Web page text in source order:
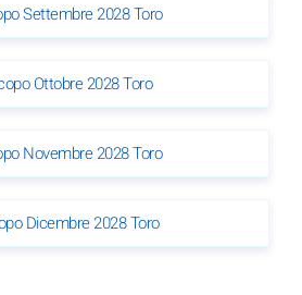
Settembre 2028 Toro
Ottobre 2028 Toro
Novembre 2028 Toro
Dicembre 2028 Toro